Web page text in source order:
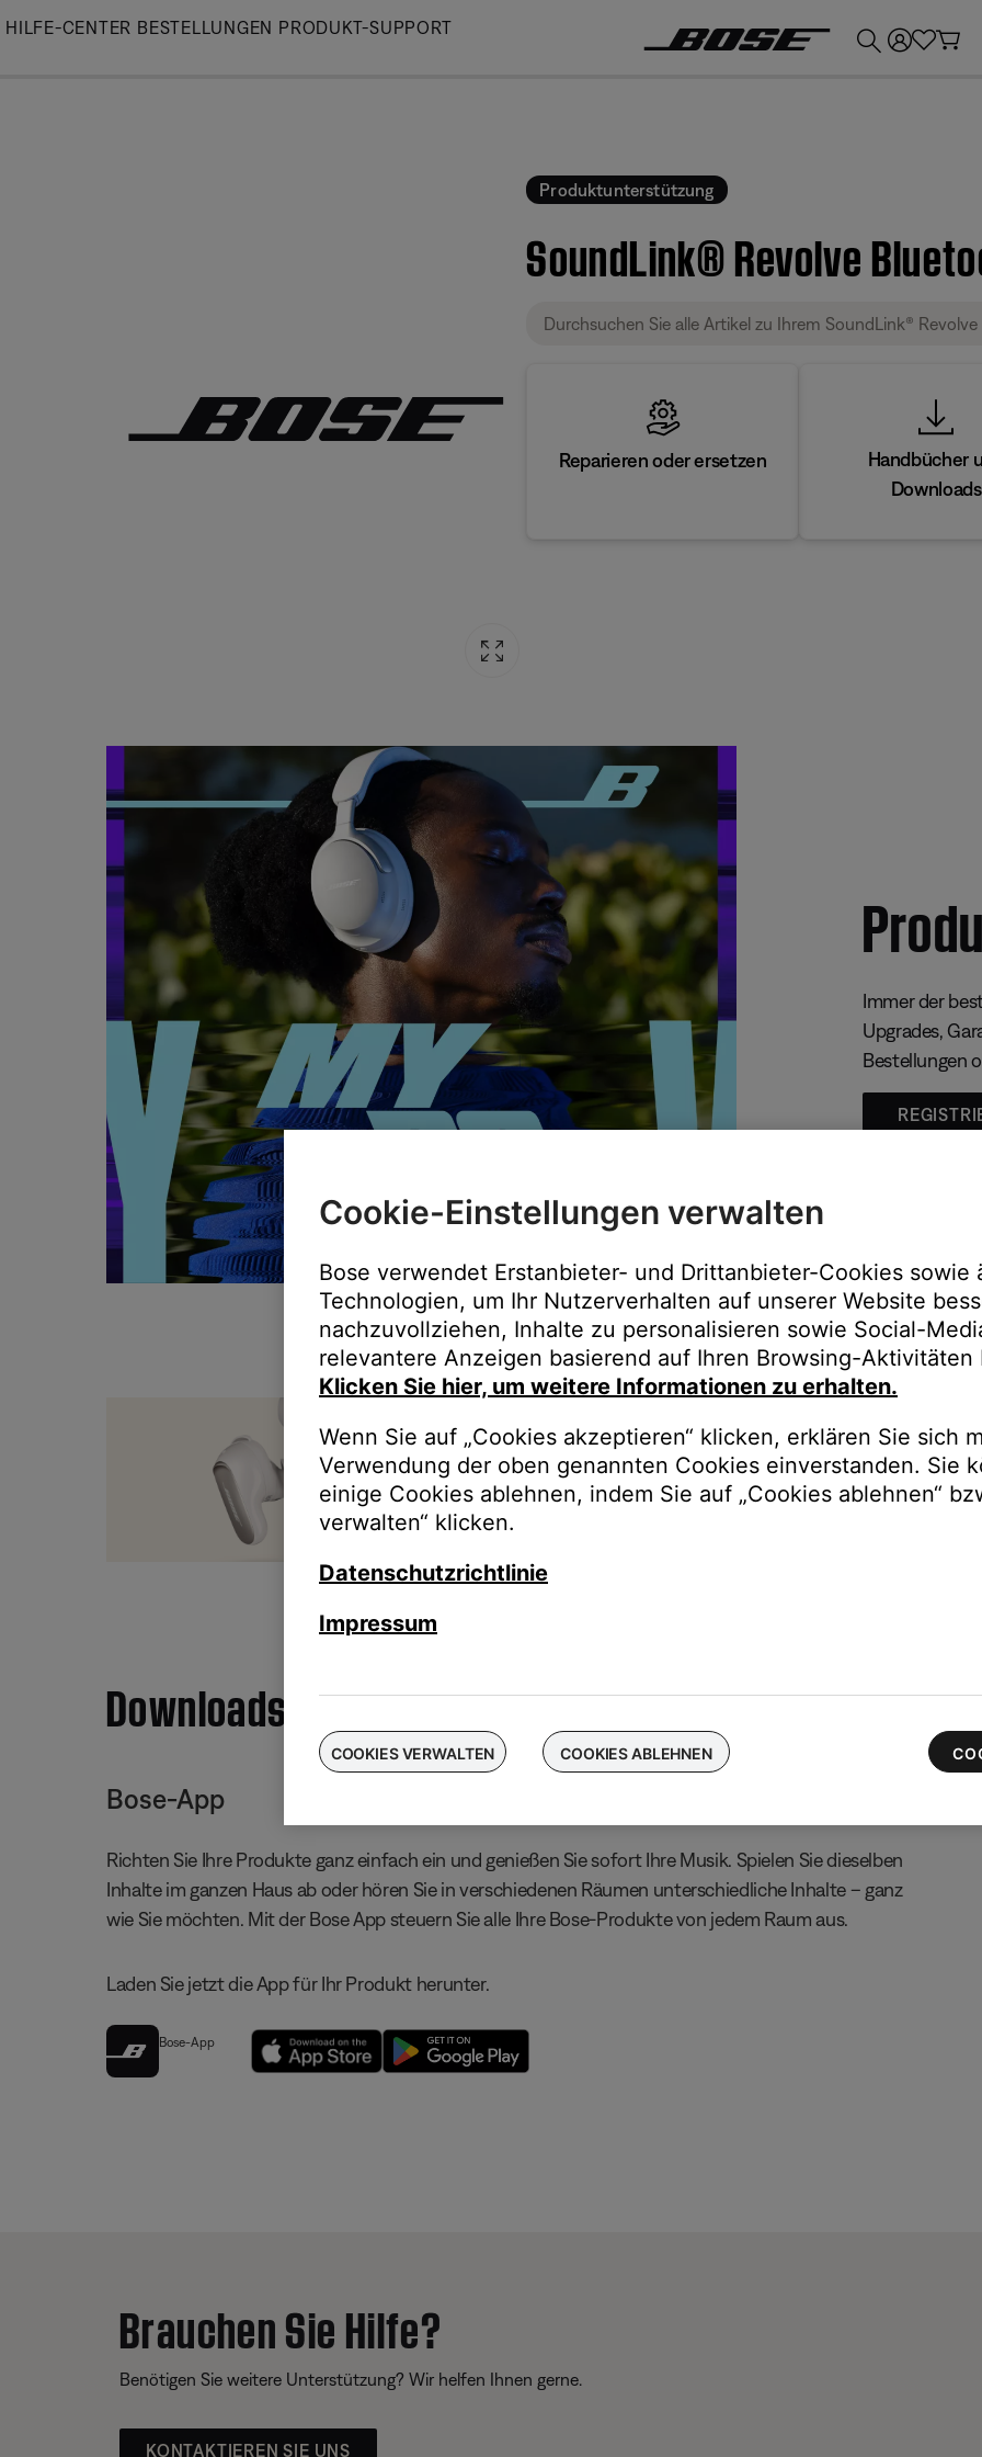
Skip
HILFE-CENTER BESTELLUNGEN PRODUKT-SUPPORT
Produktunterstützung
SoundLink® Revolve
Reparieren oder ersetzen
Handbücher
Downloads
Immer der
Upgrades,
Bestellungen
Tauschen Sie gegen besseren
Tauschen Sie Ihre kabellosen Bose-Ohrhörer ein und erhalten Sie bis
für die neuesten QuietComfort Ultra-Ohrhörer
Downloads
Bose-App
Richten Sie Ihre Produkte ganz einfach ein und genießen Sie sofort Ihre Musik. Spielen Sie dieselben
Inhalte im ganzen Haus ab oder hören Sie in verschiedenen Räumen unterschiedliche Inhalte – ganz
wie Sie möchten. Mit der Bose App steuern Sie alle Ihre Bose-Produkte von jedem Raum aus.
Laden Sie jetzt die App für Ihr Produkt herunter.
Bose-App
Brauchen Sie Hilfe?
Benötigen Sie weitere Unterstützung? Wir helfen Ihnen gerne.
KONTAKTIEREN SIE UNS
Cookie-Einstellungen verwalten
Bose verwendet Erstanbieter- und Drittanbieter-Cookies sowie
Technologien, um Ihr Nutzerverhalten auf unserer Website
nachzuvollziehen, Inhalte zu personalisieren sowie Social-
relevantere Anzeigen basierend auf Ihren Browsing-Aktivitäten
Klicken Sie hier, um weitere Informationen zu erhalten.
Wenn Sie auf „Cookies akzeptieren“ klicken, erklären Sie sich
Verwendung der oben genannten Cookies einverstanden. Sie
einige Cookies ablehnen, indem Sie auf „Cookies ablehnen“
verwalten“ klicken.
Datenschutzrichtlinie
Impressum
COOKIES VERWALTEN COOKIES ABLEHNEN